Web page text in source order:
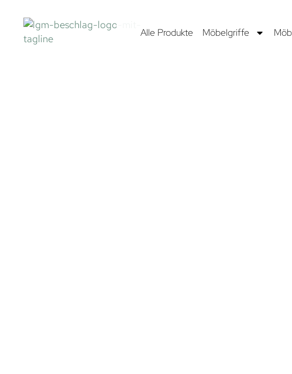
Alle Produkte Möbelgriffe